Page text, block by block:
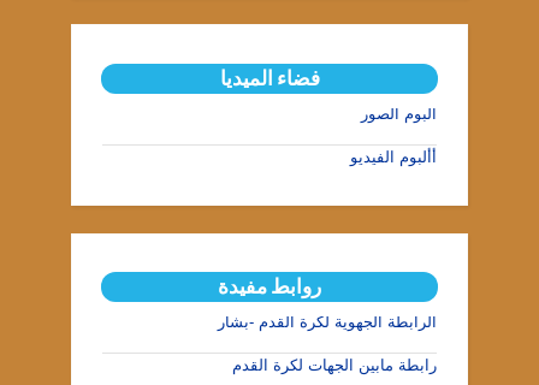
فضاء الميديا
ألبوم الصور
أألبوم الفيديو
روابط مفيدة
الرابطة الجهوية لكرة القدم -بشار
رابطة مابين الجهات لكرة القدم